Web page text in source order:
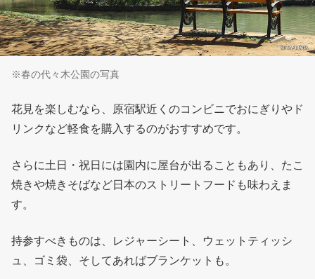
※春の代々木公園の写真
花見を楽しむなら、原宿駅近くのコンビニでおにぎりやド
リンクなど軽食を購入するのがおすすめです。
さらに土日・祝日には園内に屋台が出ることもあり、たこ
焼きや焼きそばなど日本のストリートフードも味わえま
す。
持参すべきものは、レジャーシート、ウェットティッシ
ュ、ゴミ袋、そしてあればブランケットも。